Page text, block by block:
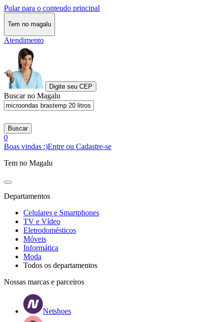
Pular para o conteudo principal
Tem no magalu
Atendimento
Digite seu CEP
Buscar no Magalu
Buscar
0
Boas vindas :)Entre ou Cadastre-se
Tem no Magalu
Departamentos
Celulares e Smartphones
TV e Vídeo
Eletrodomésticos
Móveis
Informática
Moda
Todos os departamentos
Nossas marcas e parceiros
Netshoes